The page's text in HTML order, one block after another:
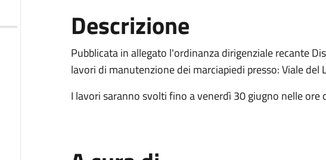
Descrizione
Pubblicata in allegato l'ordinanza dirigenziale recante
lavori di manutenzione dei marciapiedi presso: Viale
I lavori saranno svolti fino a venerdì 30 giugno nelle ore